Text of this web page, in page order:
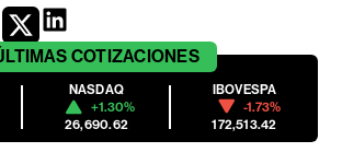
COTIZACIONES
NASDAQ
+1.30%
26,690.62
IBOVESPA
-1.73%
172,513.42